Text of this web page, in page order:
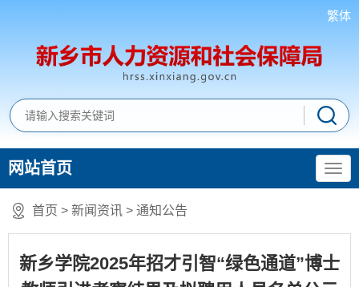
繁体
网站首页
首页 > 新闻资讯 > 通知公告
新乡学院2025年招才引智“绿色通道”博士